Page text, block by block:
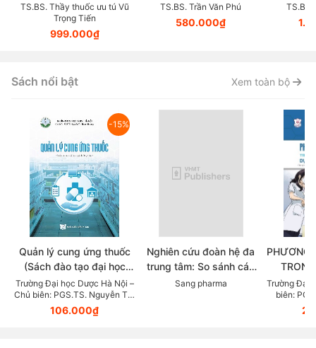
TS.BS. Thầy thuốc ưu tú Vũ
Trọng Tiến
999.000₫
(Sách dành cho biên soạn
viên và chuyên viên khảo
TS.BS. Trần Văn Phú
580.000₫
chứng
TS.BS.
Sách nổi bật Xem toàn bộ
-15%
Quản lý cung ứng thuốc
(Sách đào tạo đại học
ngành dược học)
Trường Đại học Dược Hà Nội –
Chủ biên: PGS.TS. Nguyễn Thị
Thanh Hương
106.000₫
Nghiên cứu đoàn hệ đa
trung tâm: So sánh các
chẹn beta trong thực tế
Sang pharma
PHƯƠNG
KHOA
LỰC
giảng
Trường Đại
biên: